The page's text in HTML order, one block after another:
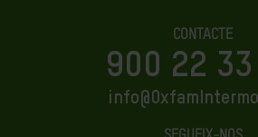
CONTACTE
900 22